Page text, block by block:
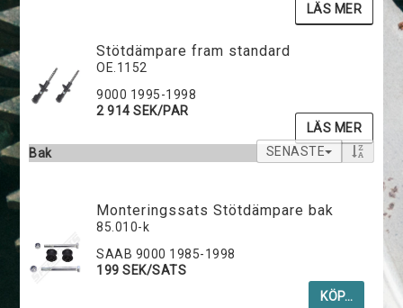
LÄS MER
Stötdämpare fram standard
OE.1152
9000 1995-1998
2 914 SEK/PAR
LÄS MER
Bak
SENASTE
Monteringssats Stötdämpare bak
85.010-k
SAAB 9000 1985-1998
199 SEK/SATS
KÖP…